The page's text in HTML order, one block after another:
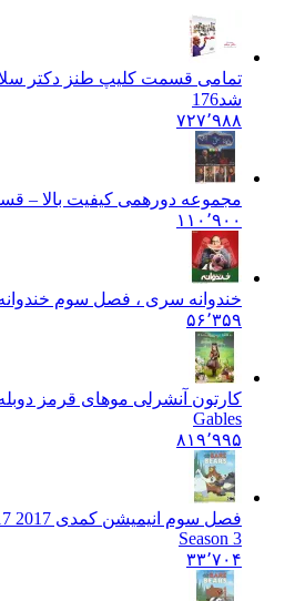
شد176
۷۲۷٬۹۸۸
مجموعه دورهمی کیفیت بالا – قسمت 1
۱۱۰٬۹۰۰
خندوانه سری ، فصل سوم خندوانه
۵۶٬۳۵۹
کارتون آنشرلی موهای قرمز
Gables
۸۱۹٬۹۹۵
فصل سوم انیمیشن کمدی 2017 3
Season 3
۳۳٬۷۰۴